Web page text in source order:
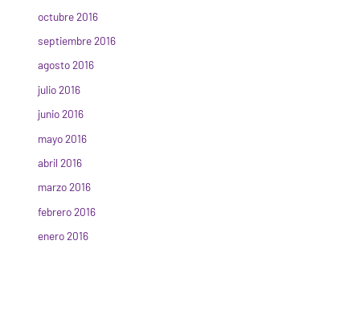
octubre 2016
septiembre 2016
agosto 2016
julio 2016
junio 2016
mayo 2016
abril 2016
marzo 2016
febrero 2016
enero 2016